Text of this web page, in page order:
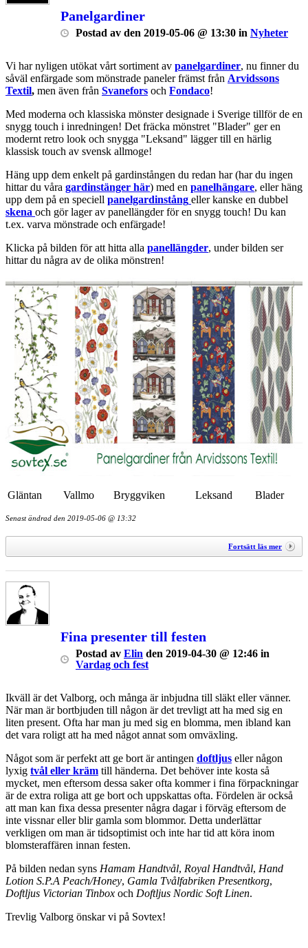
Panelgardiner
Postad av den 2019-05-06 @ 13:30 in Nyheter
Vi har nyligen utökat vårt sortiment av panelgardiner, nu finner du
såväl enfärgade som mönstrade paneler främst från Arvidssons
Textil, men även från Svanefors och Fondaco!
Med moderna och klassiska mönster designade i Sverige tillför de en
snygg touch i inredningen! Det fräcka mönstret "Blader" ger en
modernt retro look och snygga "Leksand" lägger till en härlig
klassisk touch av svensk allmoge!
Häng upp dem enkelt på gardinstången du redan har (har du ingen
hittar du våra gardinstänger här) med en panelhängare, eller häng
upp dem på en speciell panelgardinstång eller kanske en dubbel
skena och gör lager av panellängder för en snygg touch! Du kan
t.ex. varva mönstrade och enfärgade!
Klicka på bilden för att hitta alla panellängder, under bilden ser
hittar du några av de olika mönstren!
Gläntan Vallmo Bryggviken Leksand Blader
Senast ändrad den 2019-05-06 @ 13:32
Fortsätt läs mer
Fina presenter till festen
Postad av Elin den 2019-04-30 @ 12:46 in
Vardag och fest
Ikväll är det Valborg, och många är inbjudna till släkt eller vänner.
När man är bortbjuden till någon är det trevligt att ha med sig en
liten present. Ofta har man ju med sig en blomma, men ibland kan
det vara roligt att ha med något annat som omväxling.
Något som är perfekt att ge bort är antingen doftljus eller någon
lyxig tvål eller kräm till händerna. Det behöver inte kosta så
mycket, men eftersom dessa saker ofta kommer i fina förpackningar
är de extra roliga att ge bort och uppskattas ofta. Fördelen är också
att man kan fixa dessa presenter några dagar i förväg eftersom de
inte vissnar eller blir gamla som blommor. Detta underlättar
verkligen om man är tidsoptimist och inte har tid att köra inom
blomsteraffären innan festen.
På bilden nedan syns Hamam Handtvål, Royal Handtvål, Hand
Lotion S.P.A Peach/Honey, Gamla Tvålfabriken Presentkorg,
Doftljus Victorian Tinbox och Doftljus Nordic Soft Linen.
Trevlig Valborg önskar vi på Sovtex!